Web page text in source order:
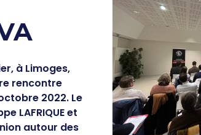
à Limoges,
rencontre
2022. Le
LAFRIQUE et
autour des